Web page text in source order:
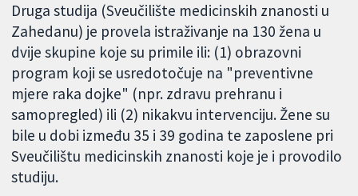
Druga studija (Sveučilište medicinskih znanosti u
Zahedanu) je provela istraživanje na 130 žena u
dvije skupine koje su primile ili: (1) obrazovni
program koji se usredotočuje na "preventivne
mjere raka dojke" (npr. zdravu prehranu i
samopregled) ili (2) nikakvu intervenciju. Žene su
bile u dobi između 35 i 39 godina te zaposlene pri
Sveučilištu medicinskih znanosti koje je i provodilo
studiju.